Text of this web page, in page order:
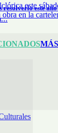
resolverlo este
este
obra en la